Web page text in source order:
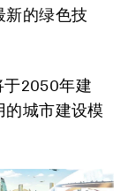
新的绿色技
于2050年建
的城市建设模